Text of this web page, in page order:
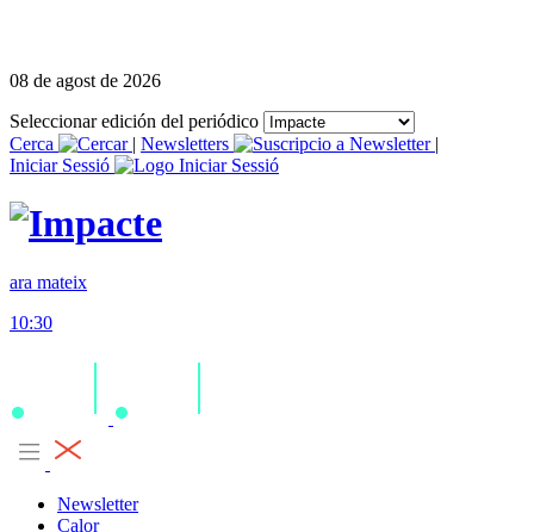
08 de agost de 2026
Seleccionar edición del periódico
Cerca
| Newsletters
|
Iniciar Sessió
ara mateix
10:30
Newsletter
Calor